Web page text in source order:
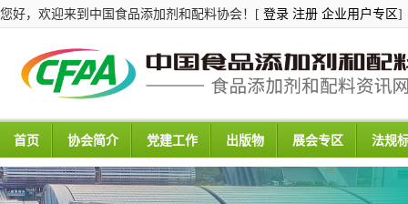
您好，欢迎来到中国食品添加剂和配料协会！[ 登录 注册 企业用户专区]
首页 协会简介 党建工作 出版物 展会专区 法规